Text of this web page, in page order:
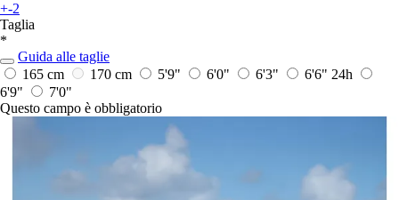
+-2
Taglia
*
Guida alle taglie
165 cm
170 cm 5'9" 6'0" 6'3" 6'6" 24h
6'9"
7'0"
Questo campo è obbligatorio